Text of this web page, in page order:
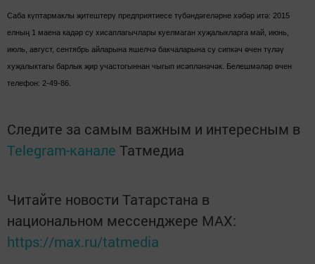
Саба күптармаклы җитештерү предприятиесе түбәндәгеләрне хәбәр итә: 2015
елның 1 маена кадәр су хисаплагычлары куелмаган хуҗалыкларга май, июнь,
июль, август, сентябрь айларына яшелчә бакчаларына су сипкәч өчен түләү
хуҗалыктагы барлык җир участогыннан чыгып исәпләнәчәк. Белешмәләр өчен
телефон: 2-49-86.
Следите за самым важным и интересным в
Telegram-канале Татмедиа
Читайте новости Татарстана в
национальном мессенджере MАХ:
https://max.ru/tatmedia